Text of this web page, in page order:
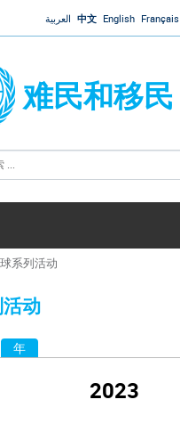
Jump to navigationالعربية 中文 English Français
难民和移民
系列活动
动
年
2023